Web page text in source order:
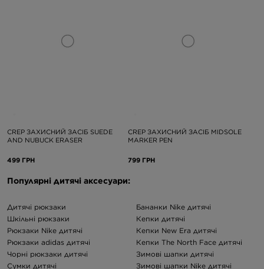
CREP ЗАХИСНИЙ ЗАСІБ SUEDE
AND NUBUCK ERASER
499 ГРН
CREP ЗАХИСНИЙ ЗАСІБ MIDSOLE
MARKER PEN
799 ГРН
Популярні дитячі аксесуари:
Дитячі рюкзаки
Шкільні рюкзаки
Рюкзаки Nike дитячі
Рюкзаки adidas дитячі
Чорні рюкзаки дитячі
Сумки дитячі
Бананки Nike дитячі
Кепки дитячі
Кепки New Era дитячі
Кепки The North Face дитячі
Зимові шапки дитячі
Зимові шапки Nike дитячі